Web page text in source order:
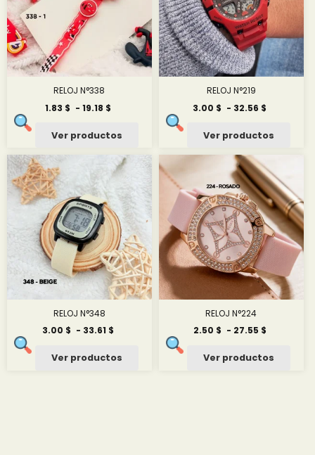
RELOJ N°338
1.83 $ - 19.18 $
desde
1.83 $
hasta
19.18 $
Ver productos
RELOJ N°219
3.00 $ - 32.56 $
desde
32.56 $
Ver productos
RELOJ N°348
3.00 $ - 33.61 $
desde
Ver productos
RELOJ N°224
2.50 $ - 27.55 $
desde
Ver productos